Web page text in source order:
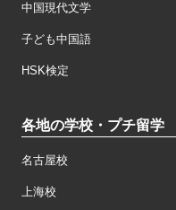
中国現代文学
子ども中国語
HSK検定
各地の学校・プチ留学
名古屋校
上海校